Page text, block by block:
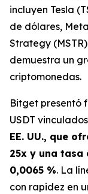
incluyen Tesla
de dólares,
Strategy
demuestra un
criptomonedas.
Bitget presentó
USDT
EE. UU., que
25x y una tasa
0,0065 %. La
con rapidez en